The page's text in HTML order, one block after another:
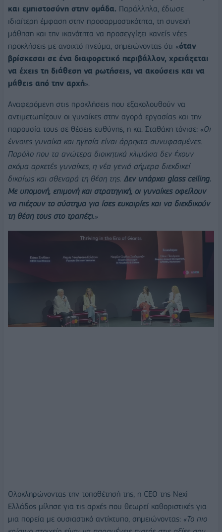
και εμπιστοσύνη στην ομάδα. Παράλληλα, έδωσε
ιδιαίτερη έμφαση στην προσαρμοστικότητα, τη συνεχή
μάθηση και την ικανότητα να προσεγγίζει κανείς νέες
προκλήσεις με ανοιχτό πνεύμα, σημειώνοντας ότι «όταν
βρίσκεσαι σε ένα διαφορετικό περιβάλλον, χρειάζεται
να έχεις τη διάθεση να ρωτήσεις, να ακούσεις και να
μάθεις από την αρχή».
Αναφερόμενη στις προκλήσεις που εξακολουθούν να
αντιμετωπίζουν οι γυναίκες στην αγορά εργασίας και την
παρουσία τους σε θέσεις ευθύνης, η κα. Σταθάκη τόνισε: «Οι
έννοιες γυναίκα και ηγεσία είναι άρρηκτα συνυφασμένες.
Παρόλο που τα ανώτερα διοικητικά κλιμάκια δεν έχουν
ακόμα αρκετές γυναίκες, η νέα γενιά σήμερα διεκδικεί
δικαίως και σθεναρά τη θέση της. Δεν υπάρχει glass ceiling.
Με υπομονή, επιμονή και στρατηγική, οι γυναίκες οφείλουν
να πιέζουν το σύστημα για ίσες ευκαιρίες και να διεκδικούν
τη θέση τους στο τραπέζι.»
Ολοκληρώνοντας την τοποθέτησή της, η CEO της Nexi
Ελλάδος μίλησε για τις αρχές που θεωρεί καθοριστικές για
μια πορεία με ουσιαστικό αντίκτυπο, σημειώνοντας: «Το πιο